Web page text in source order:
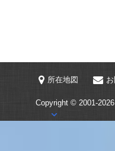
所在地図
Copyright © 2001-2026